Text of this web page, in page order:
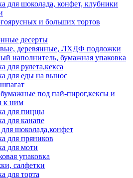
для шоколада, конфет, клубники
и больших тортов
десерты
деревянные, ЛХДФ подложки
наполнитель, бумажная упаковка
для рулета,кекса
для еды на вынос
под пай-пирог,кексы и
к ним
для пиццы
для канапе
шоколада,конфет
для пряников
для моти
упаковка
салфетки
для торта